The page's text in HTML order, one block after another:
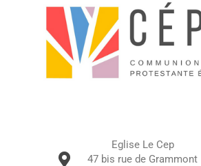
Eglise Le Cep
47 bis rue de Grammont